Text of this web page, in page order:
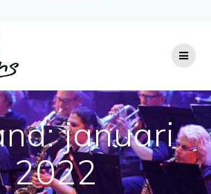
januari
2022